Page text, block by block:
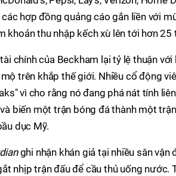
hợp đồng quảng cáo gắn liền với
khoản thu nhập kếch xù lên tới hơn 25
chính của Beckham lại tỷ lệ thuận
trên khắp thế giới. Nhiều cổ động
vì cho rằng nó đang phá nát tính
biến một trận bóng đá thành một
dục Mỹ.
ghi nhận khán giả tại nhiều sân vận
nhịp trận đấu để cầu thủ uống nước.